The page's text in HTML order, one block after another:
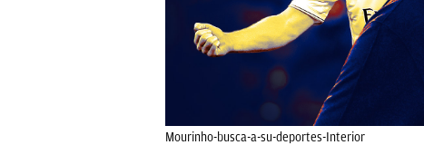
Mourinho-busca-a-su-deportes-Interior